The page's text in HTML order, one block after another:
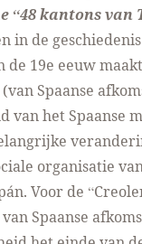
“48 kantons van
in de
de 19e eeuw
Spaanse
van het Spaanse
organisatie
Voor de
Spaanse